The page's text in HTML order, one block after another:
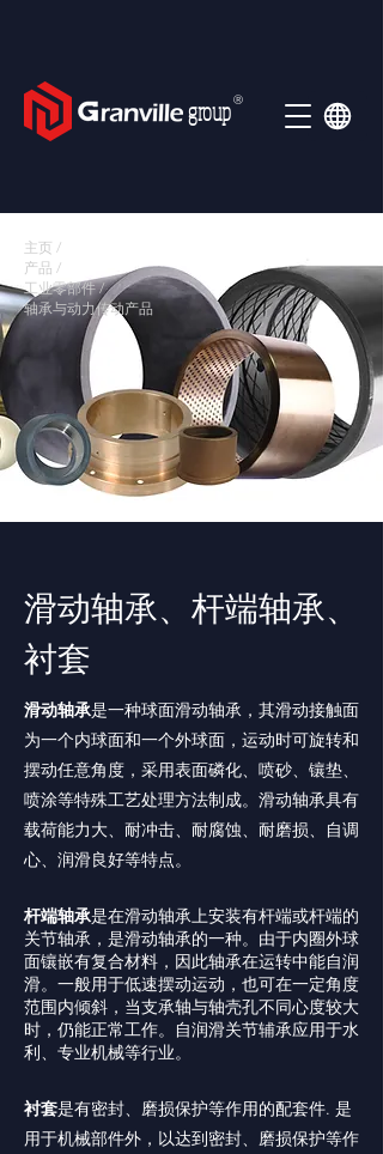
group Ⓡ
主页 /
产品 /
工业零部件 /
轴承与动力传动产品
滑动轴承、杆端轴承、
衬套
滑动轴承是一种球面滑动轴承，其滑动接触面
为一个内球面和一个外球面，运动时可旋转和
摆动任意角度，采用表面磷化、喷砂、镶垫、
喷涂等特殊工艺处理方法制成。滑动轴承具有
载荷能力大、耐冲击、耐腐蚀、耐磨损、自调
心、润滑良好等特点。
杆端轴承是在滑动轴承上安装有杆端或杆端的
关节轴承，是滑动轴承的一种。由于内圈外球
面镶嵌有复合材料，因此轴承在运转中能自润
滑。一般用于低速摆动运动，也可在一定角度
范围内倾斜，当支承轴与轴壳孔不同心度较大
时，仍能正常工作。自润滑关节辅承应用于水
利、专业机械等行业。
衬套是有密封、磨损保护等作用的配套件. 是
用于机械部件外，以达到密封、磨损保护等作